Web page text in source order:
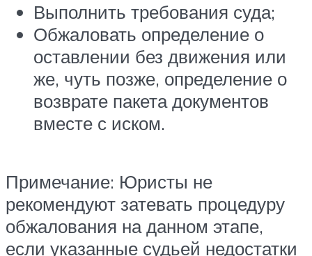
Выполнить требования суда;
Обжаловать определение о
оставлении без движения или
же, чуть позже, определение о
возврате пакета документов
вместе с иском.
Примечание: Юристы не
рекомендуют затевать процедуру
обжалования на данном этапе,
если указанные судьей недостатки